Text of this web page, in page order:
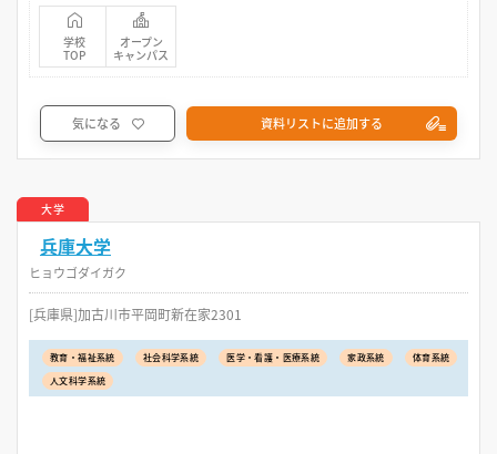
学校
TOP
オープン
キャンパス
気になる 資料リストに追加する
大学
兵庫大学
ヒョウゴダイガク
[兵庫県]加古川市平岡町新在家2301
教育・福祉系統 社会科学系統 医学・看護・医療系統 家政系統
体育系統
人文科学系統